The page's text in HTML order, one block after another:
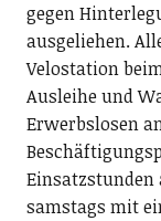
gegen
ausgeliehen.
Velostation
Ausleihe und
Erwerbslosen
Einsatzstunden
samstags mit